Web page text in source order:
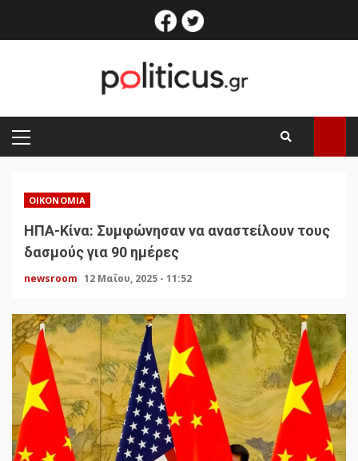
facebook
PRIMARY
MENU
ΟΙΚΟΝΟΜΊΑ
ΗΠΑ-Κίνα: Συμφώνησαν να αναστείλουν τους
δασμούς για 90 ημέρες
newsroom 12 Μαΐου, 2025 - 11:52